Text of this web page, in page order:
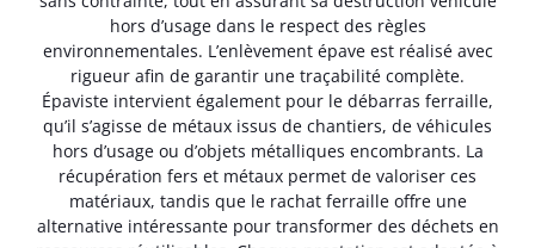
hors d’usage dans le respect des règles
environnementales. L’enlèvement épave est réalisé avec
rigueur afin de garantir une traçabilité complète.
Épaviste intervient également pour le débarras ferraille,
qu’il s’agisse de métaux issus de chantiers, de véhicules
hors d’usage ou d’objets métalliques encombrants. La
récupération fers et métaux permet de valoriser ces
matériaux, tandis que le rachat ferraille offre une
alternative intéressante pour transformer des déchets en